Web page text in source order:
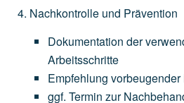
Nachkontrolle und Prävention
Dokumentation der
Arbeitsschritte
Empfehlung vorbeugender
ggf. Termin zur